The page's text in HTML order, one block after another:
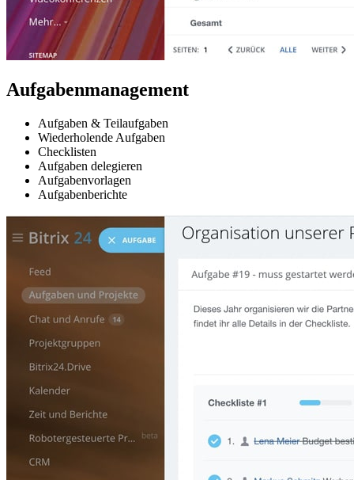
Aufgabenmanagement
Aufgaben & Teilaufgaben
Wiederholende Aufgaben
Checklisten
Aufgaben delegieren
Aufgabenvorlagen
Aufgabenberichte